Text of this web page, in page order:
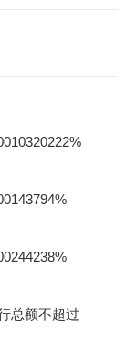
总额不超过